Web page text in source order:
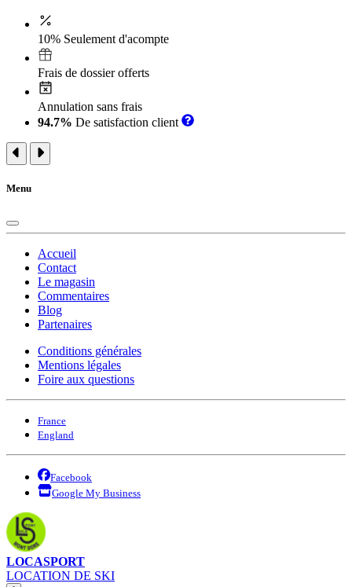
10% Seulement d'acompte
Frais de dossier offerts
Annulation sans frais
94.7% De satisfaction client
Menu
Accueil
Contact
Le magasin
Commentaires
Blog
Partenaires
Conditions générales
Mentions légales
Foire aux questions
France
England
Facebook
Google My Business
LOCASPORT
LOCATION DE SKI